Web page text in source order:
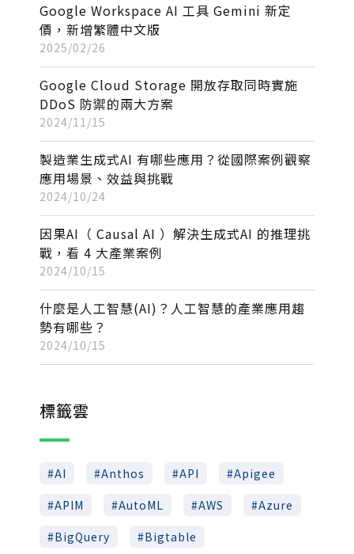
Google Workspace AI 工具 Gemini 新定
價，新增繁體中文版
2025/02/26
Google Cloud Storage 開放存取同時實施
DDoS 防禦的兩大方案
2024/11/15
製造業生成式AI 有哪些應用？從國際案例觀察
應用場景、效益與挑戰
2024/10/24
因果AI（ Causal AI ）解決生成式AI 的推理挑
戰，看 4 大產業案例
2024/10/15
什麼是人工智慧(AI)？人工智慧的產業應用趨
勢有哪些？
2024/10/15
標籤雲
AI Anthos API
Apigee
APIM
AutoML AWS
Azure
BigQuery
Bigtable